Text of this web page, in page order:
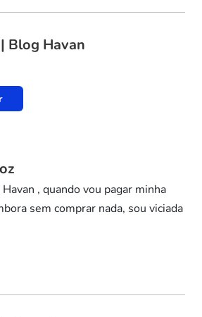
Blog Havan
, quando vou pagar minha
sem comprar nada, sou viciada